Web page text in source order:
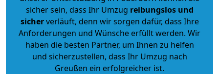
sicher sein, dass Ihr Umzug reibungslos und
sicherverläuft, denn wir sorgen dafür, dass Ihre
Anforderungen und Wünsche erfüllt werden. Wir
haben die besten Partner, um Ihnen zu helfen
und sicherzustellen, dass Ihr Umzug nach
Greußen ein erfolgreicher ist.